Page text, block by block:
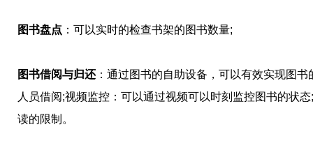
图书盘点 ：可以实时的检查书架的图书数量;
图书借阅与归还：通过图书的自助设备，可以有效实现图
人员借阅;视频监控：可以通过视频可以时刻监控图书的状
读的限制。